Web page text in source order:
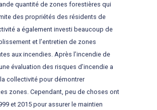
quantité de zones forestières qui
des propriétés des résidents de
a également investi beaucoup de
et l’entretien de zones
aux incendies. Après l’incendie de
évaluation des risques d’incendie a
collectivité pour démontrer
zones. Cependant, peu de choses ont
et 2015 pour assurer le maintien